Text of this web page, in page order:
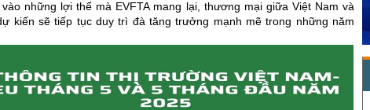
vào những lợi thế mà EVFTA mang lại, thương mại giữa Việt Nam và
kiến sẽ tiếp tục duy trì đà tăng trưởng mạnh mẽ trong những năm